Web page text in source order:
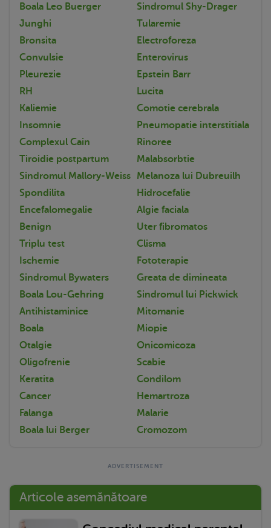
Boala Leo Buerger
Sindromul Shy-Drager
Junghi
Tularemie
Bronsita
Electroforeza
Convulsie
Enterovirus
Pleurezie
Epstein Barr
RH
Lucita
Kaliemie
Comotie cerebrala
Insomnie
Pneumopatie interstitiala
Complexul Cain
Rinoree
Tiroidie postpartum
Malabsorbtie
Sindromul Mallory-Weiss
Melanoza lui Dubreuilh
Spondilita
Hidrocefalie
Encefalomegalie
Algie faciala
Benign
Uter fibromatos
Triplu test
Clisma
Ischemie
Fototerapie
Sindromul Bywaters
Greata de dimineata
Boala Lou-Gehring
Sindromul lui Pickwick
Antihistaminice
Mitomanie
Boala
Miopie
Otalgie
Onicomicoza
Oligofrenie
Scabie
Keratita
Condilom
Cancer
Hemartroza
Falanga
Malarie
Boala lui Berger
Cromozom
Articole asemănătoare